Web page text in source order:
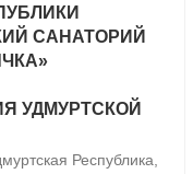
САНАТОРИЙ
УДМУРТСКОЙ
Республика,